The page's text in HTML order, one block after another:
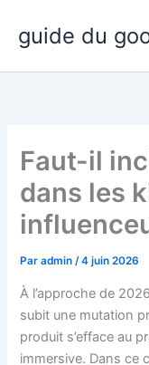
contenu
guide du
Faut-il
dans les
Paradmin/4 juin 2026
À l’approche de
subit une mutation
produit s’efface au
immersive. Dans ce